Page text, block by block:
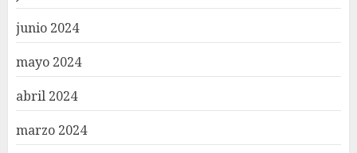
junio 2024
mayo 2024
abril 2024
marzo 2024